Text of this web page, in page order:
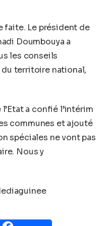
faite. Le président de
Doumbouya a
les conseils
du territoire national,
a confié l’intérim
communes et ajouté
spéciales ne vont pas
Nous y